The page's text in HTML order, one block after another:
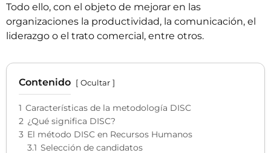
Todo ello, con el objeto de mejorar en las
organizaciones la productividad, la comunicación, el
liderazgo o el trato comercial, entre otros.
Contenido Ocultar
1 Características de la metodología DISC
2 ¿Qué significa DISC?
3 El método DISC en Recursos Humanos
3.1 Selección de candidatos